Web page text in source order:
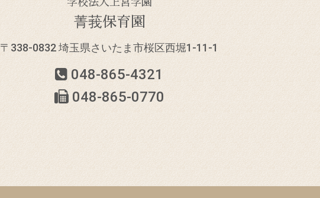
菁莪保育園
〒338-0832 埼玉県さいたま市桜区西堀1-11-1
048-865-4321
048-865-0770